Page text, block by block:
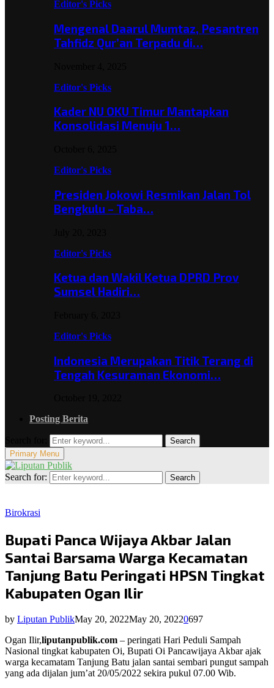
Editor's Picks
Mengenal Daarul Mumtaz, Pesantren
Tahfidz Qur’an Terpadu di…
Editor's Picks
Kader NU OKU Timur Mantapkan
Konsolidasi Menuju 1…
Editor's Picks
Presiden Jokowi Resmikan Jalan Tol
Bengkulu – Taba…
Editor's Picks
Ketua dan Wakil Ketua DPRD Prov
Sumsel Hadiri…
Editor's Picks
Indonesia Merupakan Titik Terang di
Tengah Kesuraman Ekonomi…
Posting Berita
Search
Primary Menu
Search for: Search
Birokrasi
Bupati Panca Wijaya Akbar Jalan
Santai Barsama Warga Kecamatan
Tanjung Batu Peringati HPSN Tingkat
Kabupaten Ogan Ilir
by Liputan PublikMay 20, 2022May 20, 20220697
Ogan Ilir,liputanpublik.com – peringati Hari Peduli Sampah
Nasional tingkat kabupaten Oi, Bupati Oi Pancawijaya Akbar ajak
warga kecamatam Tanjung Batu jalan santai sembari pungut sampah
yang ada dijalan jum’at 20/05/2022 sekira pukul 07.00 Wib.